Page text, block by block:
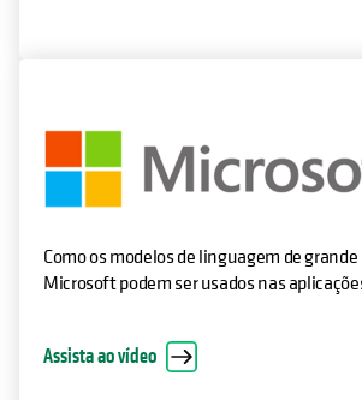
Como os modelos de linguagem de
Microsoft podem ser usados nas
Assista ao vídeo